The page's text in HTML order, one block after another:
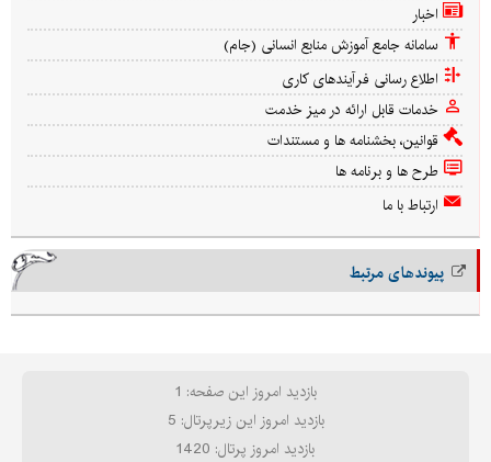
اخبار
سامانه جامع آموزش منابع انسانی (جام)
اطلاع رسانی فرآیندهای کاری
خدمات قابل ارائه در میز خدمت
قوانین، بخشنامه ها و مستندات
طرح ها و برنامه ها
ارتباط با ما
پیوندهای مرتبط
بازدید امروز این صفحه: 1
بازدید امروز این زیرپرتال: 5
بازدید امروز پرتال: 1420